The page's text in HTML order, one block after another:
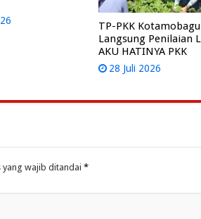
TP-PKK
Langsung Penilaian
AKU HATINYA PKK
28 Juli 2026
yang wajib ditandai *